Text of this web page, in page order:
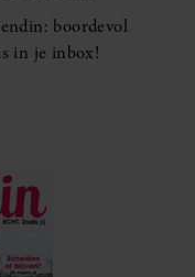
boordevol
in je inbox!